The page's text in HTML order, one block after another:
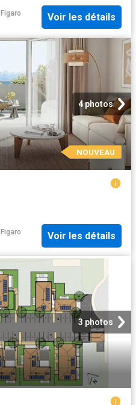
Figaro
Voir les détails
4 photos
NOUVEAU
Figaro
Voir les détails
3 photos